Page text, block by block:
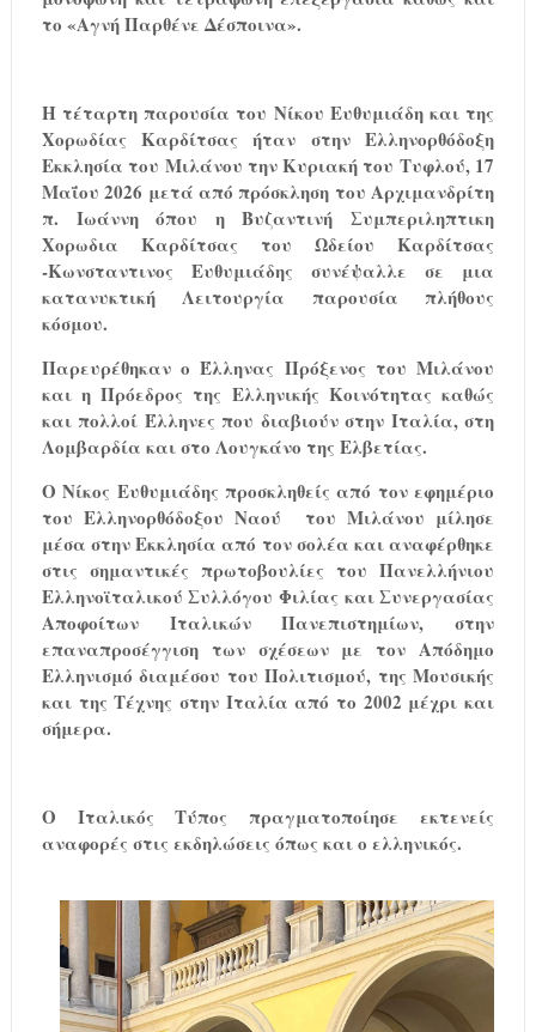
το «Αγνή Παρθένε Δέσποινα».
Η τέταρτη παρουσία του Νίκου Ευθυμιάδη και της
Χορωδίας Καρδίτσας ήταν στην Ελληνορθόδοξη
Εκκλησία του Μιλάνου την Κυριακή του Τυφλού, 17
Μαΐου 2026 μετά από πρόσκληση του Αρχιμανδρίτη
π. Ιωάννη όπου η Βυζαντινή Συμπεριληπτικη
Χορωδια Καρδίτσας του Ωδείου Καρδίτσας
-Κωνσταντινος Ευθυμιάδης συνέψαλλε σε μια
κατανυκτική Λειτουργία παρουσία πλήθους
κόσμου.
Παρευρέθηκαν ο Έλληνας Πρόξενος του Μιλάνου
και η Πρόεδρος της Ελληνικής Κοινότητας καθώς
και πολλοί Έλληνες που διαβιούν στην Ιταλία, στη
Λομβαρδία και στο Λουγκάνο της Ελβετίας.
Ο Νίκος Ευθυμιάδης προσκληθείς από τον εφημέριο
του Ελληνορθόδοξου Ναού
του Μιλάνου μίλησε
μέσα στην Εκκλησία από τον σολέα και αναφέρθηκε
στις σημαντικές πρωτοβουλίες του Πανελλήνιου
Ελληνοϊταλικού Συλλόγου Φιλίας και Συνεργασίας
Αποφοίτων Ιταλικών Πανεπιστημίων, στην
επαναπροσέγγιση των σχέσεων με τον Απόδημο
Ελληνισμό διαμέσου του Πολιτισμού, της Μουσικής
και της Τέχνης στην Ιταλία από το 2002 μέχρι και
σήμερα.
Ο Ιταλικός Τύπος πραγματοποίησε εκτενείς
αναφορές στις εκδηλώσεις όπως και ο ελληνικός.